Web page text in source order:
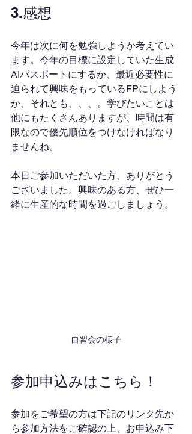
3.感想
今年は次に何を勉強しようか考えてい
ます。今年の目標に設定していた生成
AIパスポートにするか、最近必要性に
迫られて興味をもっているFPにしよう
か、それとも、、、。学びたいことは
他にもたくさんありますが、時間は有
限なので優先順位をつけなければなり
ませんね。
本日ご参加いただいた方、ありがとう
ございました。興味のある方、ぜひ一
緒に生産的な時間を過ごしましょう。
自習会の様子
参加申込みはこちら！
参加をご希望の方は下記のリンク先か
ら参加方法をご確認の上、お申込み下